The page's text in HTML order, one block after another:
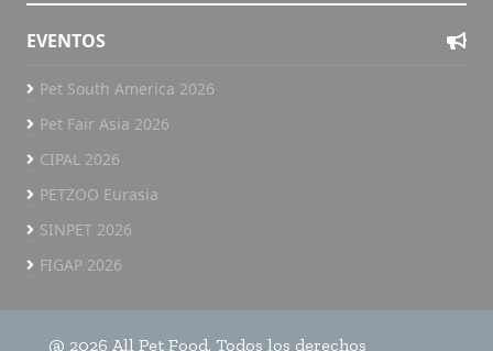
EVENTOS
Pet South America 2026
Pet Fair Asia 2026
CIPAL 2026
PETZOO Eurasia
SINPET 2026
FIGAP 2026
@ 2026 All Pet Food. Todos los derechos